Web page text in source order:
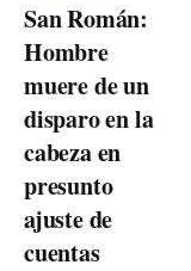
San Román:
Hombre
muere de un
disparo en la
cabeza en
presunto
ajuste de
cuentas